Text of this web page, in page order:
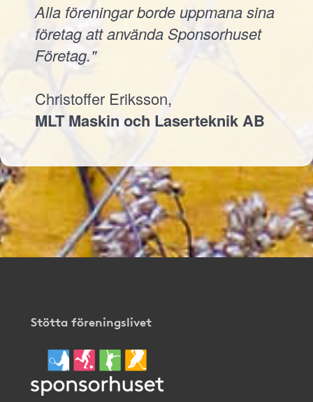
Alla föreningar borde uppmana sina
företag att använda Sponsorhuset
Företag."
Christoffer Eriksson,
MLT Maskin och Laserteknik AB
Stötta föreningslivet